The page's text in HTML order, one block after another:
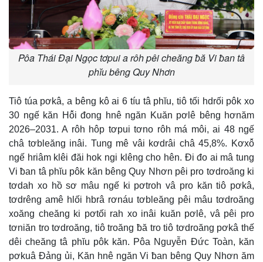
Pôa Thái Đại Ngọc tơpui a rôh pêi cheăng ƀă Vi ƀan tâ
phĭu bêng Quy Nhơn
Tiô túa pơkâ, a bêng kô ai 6 tíu tâ phĭu, tiô tối hdrối pôk xo
30 ngế kăn Hô̆i đong hnê ngăn Kuăn pơlê bêng hơnăm
2026–2031. A rôh hôp tơpui tơno rôh má môi, ai 48 ngế
châ tơbleăng inâi. Tung mê vâi kơdrâi châ 45,8%. Kơxô̆
ngế hriâm klêi đăi hok ngi klêng cho hên. Đi đo ai mâ tung
Vi ƀan tâ phĭu pôk kăn bêng Quy Nhơn pêi pro tơdroăng ki
tơdah xo hồ sơ mâu ngế ki pơtroh vâ pro kăn tiô pơkâ,
tơdrêng amê hlối hbrâ rơnáu tơbleăng pêi mâu tơdroăng
xoăng cheăng ki pơtối rah xo inâi kuăn pơlê, vâ pêi pro
tơniăn tro tơdroăng, tiô troăng ƀă tro tiô tơdroăng pơkâ thế
dêi cheăng tâ phĭu pôk kăn. Pôa Nguyễn Đức Toàn, kăn
pơkuâ Đảng ủi, Kăn hnê ngăn Vi ƀan bêng Quy Nhơn ăm